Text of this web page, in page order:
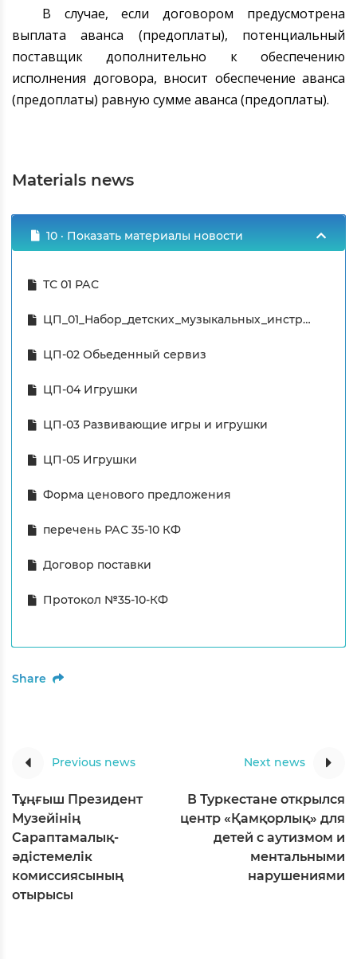
В случае, если договором предусмотрена
выплата аванса (предоплаты), потенциальный
поставщик дополнительно к обеспечению
исполнения договора, вносит обеспечение аванса
(предоплаты) равную сумме аванса (предоплаты).
Materials news
10 · Показать материалы новости
ТС 01 РАС
ЦП_01_Набор_детских_музыкальных_инструментов
ЦП-02 Обьеденный сервиз
ЦП-04 Игрушки
ЦП-03 Развивающие игры и игрушки
ЦП-05 Игрушки
Форма ценового предложения
перечень РАС 35-10 КФ
Договор поставки
Протокол №35-10-КФ
Share
Previous news
Тұңғыш Президент
Музейінің
Сараптамалық-
әдістемелік
комиссиясының
отырысы
Next news
В Туркестане открылся
центр «Қамқорлық» для
детей с аутизмом и
ментальными
нарушениями